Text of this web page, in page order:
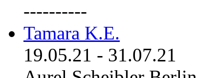
----------
Tamara K.E.
19.05.21 - 31.07.21